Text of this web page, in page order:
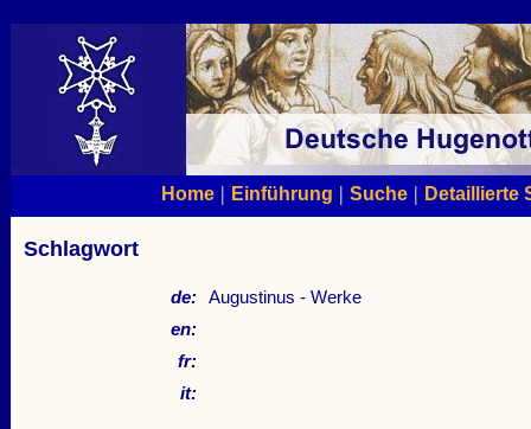
Home| Einführung | Suche| Detaillierte
Schlagwort
de: Augustinus - Werke
en:
fr:
it: